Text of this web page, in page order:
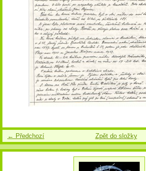
← Předchozí Zpět do složky